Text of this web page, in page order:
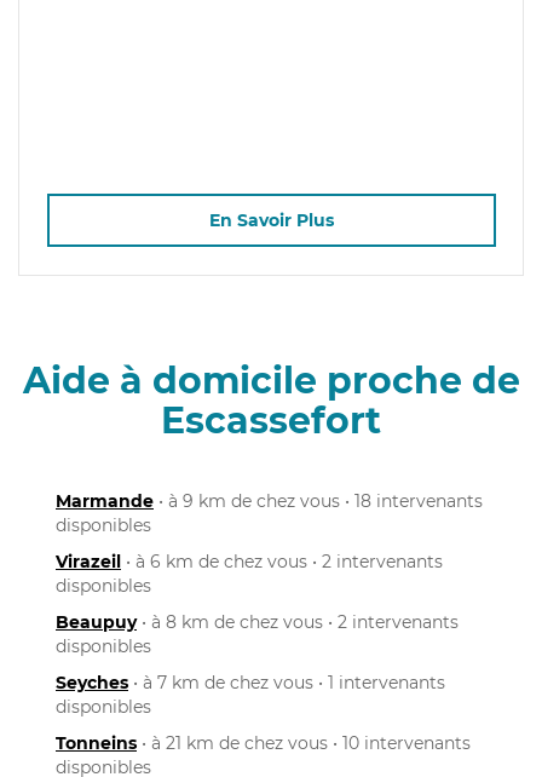
En Savoir Plus
Aide à domicile proche de
Escassefort
Marmande • à 9 km de chez vous • 18 intervenants
disponibles
Virazeil • à 6 km de chez vous • 2 intervenants
disponibles
Beaupuy• à 8 km de chez vous • 2 intervenants
disponibles
Seyches • à 7 km de chez vous • 1 intervenants
disponibles
Tonneins • à 21 km de chez vous • 10 intervenants
disponibles